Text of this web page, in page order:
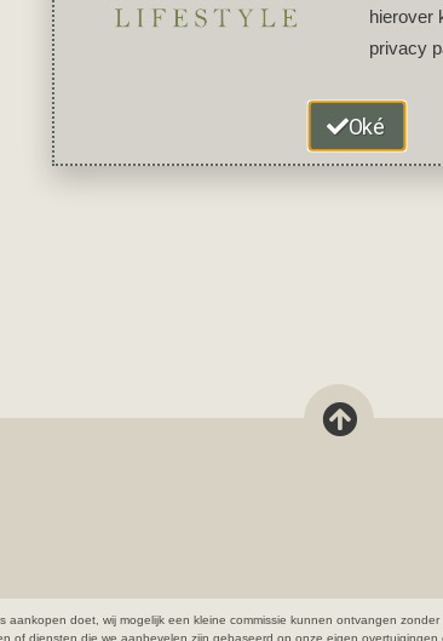
doet, wij mogelijk een kleine commissie kunnen ontvangen
hierover
privacy
Oké